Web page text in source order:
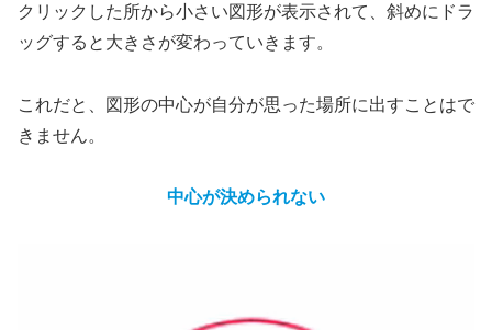
クリックした所から小さい図形が表示されて、斜めにドラ
ッグすると大きさが変わっていきます。
これだと、図形の中心が自分が思った場所に出すことはで
きません。
中心が決められない